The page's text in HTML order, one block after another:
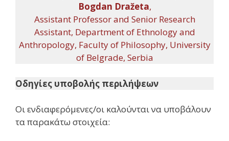
Bogdan Dražeta,
Assistant Professor and Senior Research
Assistant, Department of Ethnology and
Anthropology, Faculty of Philosophy, University
of Belgrade, Serbia
Οδηγίες υποβολής περιλήψεων
Οι ενδιαφερόμενες/οι καλούνται να υποβάλουν
τα παρακάτω στοιχεία: